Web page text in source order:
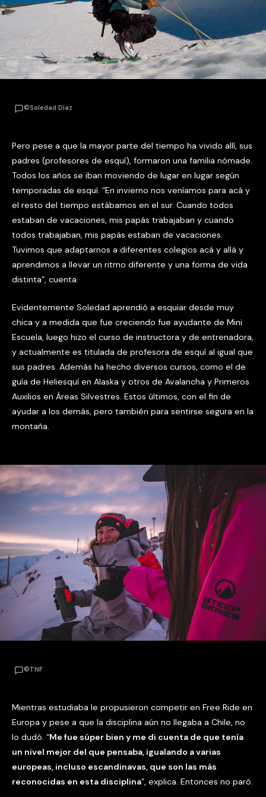
©Soledad Díaz
Pero pese a que la mayor parte del tiempo ha vivido allí, sus
padres (profesores de esquí), formaron una familia nómade.
Todos los años se iban moviendo de lugar en lugar según
temporadas de esquí. “En invierno nos veníamos para acá y
el resto del tiempo estábamos en el sur. Cuando todos
estaban de vacaciones, mis papás trabajaban y cuando
todos trabajaban, mis papás estaban de vacaciones.
Tuvimos que adaptarnos a diferentes colegios acá y allá y
aprendimos a llevar un ritmo diferente y una forma de vida
distinta”, cuenta.
Evidentemente Soledad aprendió a esquiar desde muy
chica y a medida que fue creciendo fue ayudante de Mini
Escuela, luego hizo el curso de instructora y de entrenadora,
y actualmente es titulada de profesora de esquí al igual que
sus padres. Además ha hecho diversos cursos, como el de
guía de Heliesquí en Alaska y otros de Avalancha y Primeros
Auxilios en Áreas Silvestres. Estos últimos, con el fin de
ayudar a los demás, pero también para sentirse segura en la
montaña.
©TNF
Mientras estudiaba le propusieron competir en Free Ride en
Europa y pese a que la disciplina aún no llegaba a Chile, no
lo dudó. “Me fue súper bien y me di cuenta de que tenía
un nivel mejor del que pensaba, igualando a varias
europeas, incluso escandinavas, que son las más
reconocidas en esta disciplina”, explica. Entonces no paró.